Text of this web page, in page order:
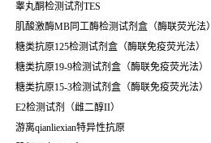
睾丸酮检测试剂TES
肌酸激酶MB同工酶检测试剂盒（酶联荧光法）
糖类抗原125检测试剂盒（酶联免疫荧光法）
糖类抗原19-9检测试剂盒（酶联免疫荧光法）
糖类抗原15-3检测试剂盒（酶联免疫荧光法）
E2检测试剂（雌二醇II）
游离qianliexian特异性抗原